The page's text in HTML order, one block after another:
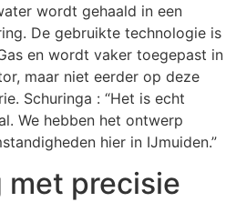
wordt gehaald in een
De gebruikte technologie is
en wordt vaker toegepast in
maar niet eerder op deze
Schuringa : “Het is echt
We hebben het ontwerp
hier in IJmuiden.”
met precisie